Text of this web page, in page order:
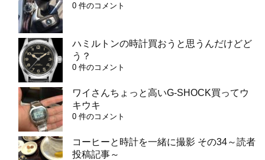
0 件のコメント
ハミルトンの時計買おうと思うんだけどど
う？
0 件のコメント
ワイさんちょっと高いG-SHOCK買ってウ
キウキ
0 件のコメント
コーヒーと時計を一緒に撮影 その34～読者
投稿記事～